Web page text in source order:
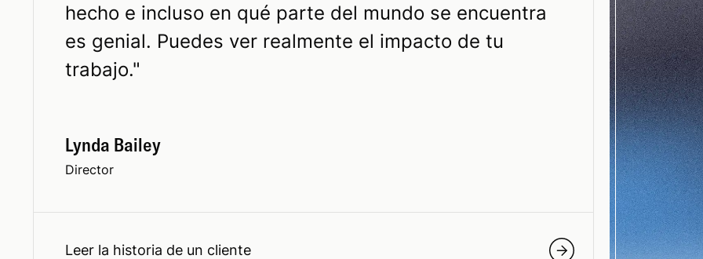
hecho e incluso en qué parte del mundo se encuentra
es genial. Puedes ver realmente el impacto de tu
trabajo."
Lynda Bailey
Director
Leer la historia de un cliente